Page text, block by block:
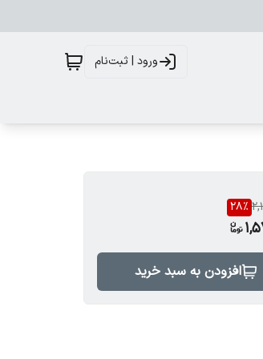
ورود | ثبت‌نام
28%
افزودن به سبد خرید